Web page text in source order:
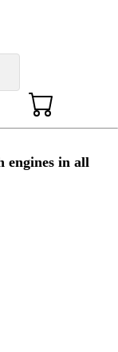
engines in all